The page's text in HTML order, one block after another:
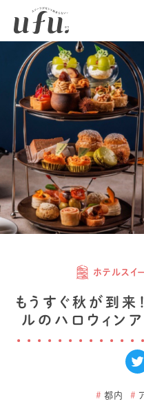
ホテルスイ
もうすぐ秋が到来
ルのハロウィン
# 都内 #